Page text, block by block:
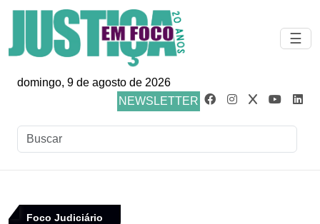
☰
domingo, 9 de agosto de 2026
NEWSLETTER
Foco Judiciário